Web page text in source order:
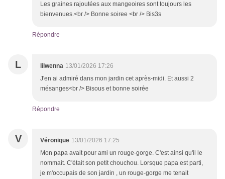
Les graines rajoutées aux mangeoires sont toujours les
bienvenues.<br /> Bonne soiree <br /> Bis3s
Répondre
L lilwenna 13/01/2026 17:26
J'en ai admiré dans mon jardin cet après-midi. Et aussi 2
mésanges<br /> Bisous et bonne soirée
Répondre
V Véronique 13/01/2026 17:25
Mon papa avait pour ami un rouge-gorge. C'est ainsi qu'il le
nommait. C'était son petit chouchou. Lorsque papa est parti,
je m'occupais de son jardin , un rouge-gorge me tenait